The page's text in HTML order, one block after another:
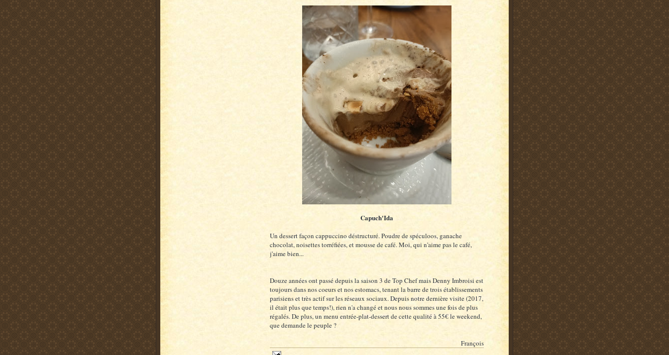
Capuch'Ida
Un dessert façon cappuccino déstructuré. Poudre de spéculoos, ganache
chocolat, noisettes torréfiées, et mousse de café. Moi, qui n'aime pas le café,
j'aime bien...
Douze années ont passé depuis la saison 3 de Top Chef mais Denny Imbroisi est
toujours dans nos coeurs et nos estomacs, tenant la barre de trois établissements
parisiens et très actif sur les réseaux sociaux. Depuis notre dernière visite (2017,
il était plus que temps!), rien n'a changé et nous nous sommes une fois de plus
régalés. De plus, un menu entrée-plat-dessert de cette qualité à 55€ le weekend,
que demande le peuple ?
François